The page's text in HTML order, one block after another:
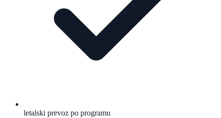
letalski prevoz po programu